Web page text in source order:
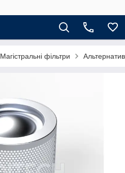
Магістральні фільтри